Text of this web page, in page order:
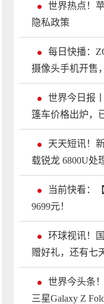
世界热点！
隐私政策
每日快播：
摄像头手机开售
世界今日报
篷车价格出炉，
天天短讯！
载锐龙 6800U处
当前快看：
9699元！
环球视讯！
赠好礼，还有七
世界今头条
三星Galaxy Z